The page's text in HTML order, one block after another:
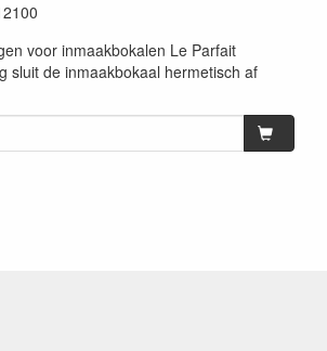
voor inmaakbokalen Le Parfait
sluit de inmaakbokaal hermetisch af